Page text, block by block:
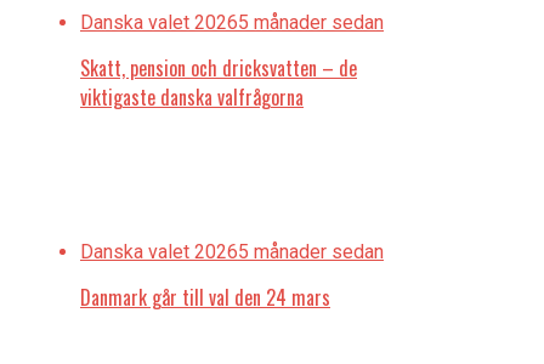
Danska valet 20265 månader sedan
Skatt, pension och dricksvatten – de
viktigaste danska valfrågorna
Danska valet 20265 månader sedan
Danmark går till val den 24 mars